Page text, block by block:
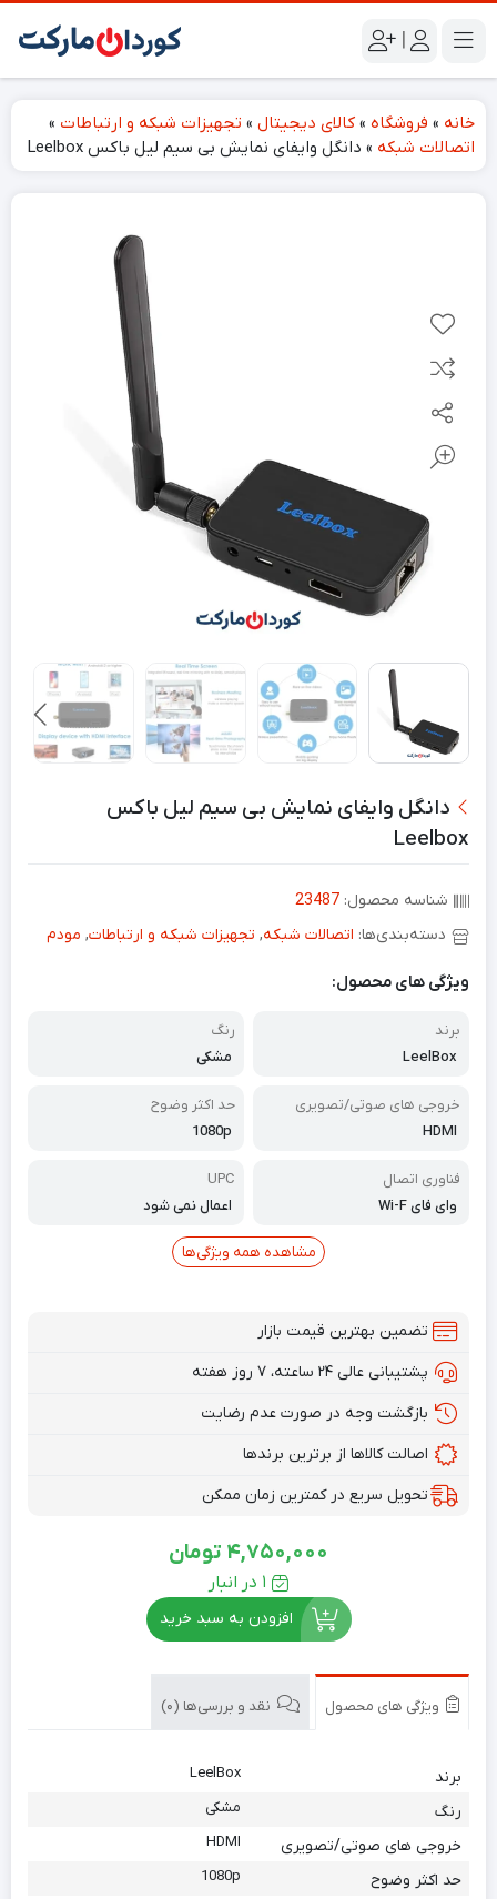
|
خانه » فروشگاه » کالای دیجیتال » تجهیزات شبکه و ارتباطات »
اتصالات شبکه » دانگل وایفای نمایش بی سیم لیل باکس Leelbox
دانگل وایفای نمایش بی سیم لیل باکس
Leelbox
شناسه محصول: 23487
دسته‌بندی‌ها: اتصالات شبکه, تجهیزات شبکه و ارتباطات, مودم
ویژگی های محصول:
برند
LeelBox
رنگ
مشکی
خروجی های صوتی/تصویری
HDMI
حد اکثر وضوح
1080p
فناوری اتصال
وای فای Wi-F
UPC
اعمال نمی شود
مشاهده همه ویژگی‌ها
تضمین بهترین قیمت بازار
پشتیبانی عالی ۲۴ ساعته، ۷ روز هفته
بازگشت وجه در صورت عدم رضایت
اصالت کالاها از برترین برندها
تحویل سریع در کمترین زمان ممکن
4,750,000 تومان
1 در انبار
افزودن به سبد خرید
ویژگی های محصول نقد و بررسی‌ها (0)
برند LeelBox
رنگ مشکی
خروجی های صوتی/تصویری HDMI
حد اکثر وضوح 1080p